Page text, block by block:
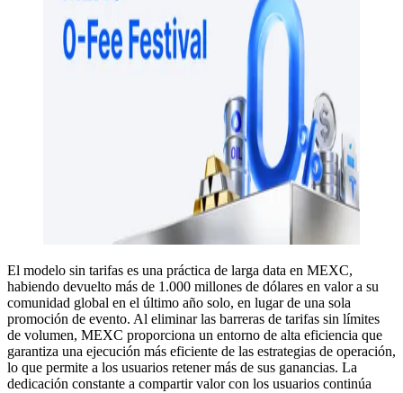
El modelo sin tarifas es una práctica de larga data en MEXC,
habiendo devuelto más de 1.000 millones de dólares en valor a su
comunidad global en el último año solo, en lugar de una sola
promoción de evento. Al eliminar las barreras de tarifas sin límites
de volumen, MEXC proporciona un entorno de alta eficiencia que
garantiza una ejecución más eficiente de las estrategias de operación,
lo que permite a los usuarios retener más de sus ganancias. La
dedicación constante a compartir valor con los usuarios continúa